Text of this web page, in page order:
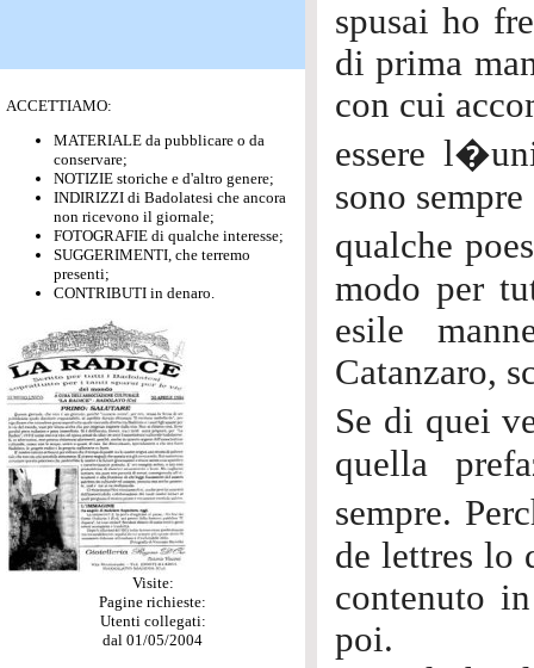
ACCETTIAMO:
MATERIALE da pubblicare o da
conservare;
NOTIZIE storiche e d'altro genere;
INDIRIZZI di Badolatesi che ancora
non ricevono il giornale;
FOTOGRAFIE di qualche interesse;
SUGGERIMENTI, che terremo
presenti;
CONTRIBUTI in denaro.
Visite:
Pagine richieste:
Utenti collegati:
dal 01/05/2004
spusai ho
di prima
con cui
essere
sono
qualche
modo per
esile
Catanzaro,
Se di quei
quella
sempre.
de lettres lo
contenuto
poi.